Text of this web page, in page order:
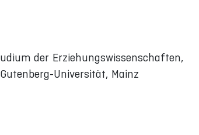
der Erziehungswissenschaften,
Universität, Mainz